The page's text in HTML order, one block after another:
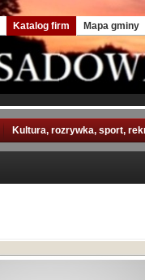
Katalog firm Mapa gminy
Kultura, rozrywka, sport,